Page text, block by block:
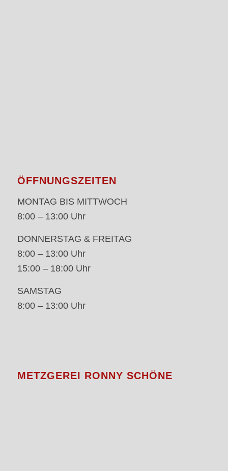
ÖFFNUNGSZEITEN
MONTAG BIS MITTWOCH
8:00 – 13:00 Uhr
DONNERSTAG & FREITAG
8:00 – 13:00 Uhr
15:00 – 18:00 Uhr
SAMSTAG
8:00 – 13:00 Uhr
METZGEREI RONNY SCHÖNE